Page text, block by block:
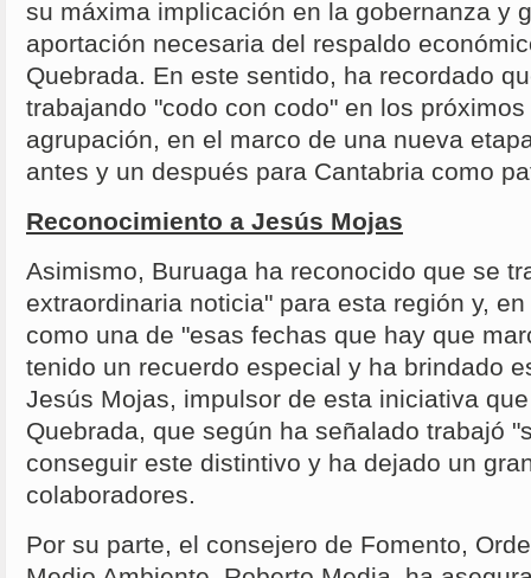
su máxima implicación en la gobernanza y
aportación necesaria del respaldo
Quebrada. En este sentido, ha recordado
trabajando "codo con codo" en los
agrupación, en el marco de una nueva
antes y un después para Cantabria como
Reconocimiento a Jesús Mojas
Asimismo, Buruaga ha reconocido que se
extraordinaria noticia" para esta región y,
como una de "esas fechas que hay que
tenido un recuerdo especial y ha brindado
Jesús Mojas, impulsor de esta iniciativa
Quebrada, que según ha señalado trabajó
conseguir este distintivo y ha dejado un
colaboradores.
Por su parte, el consejero de Fomento,